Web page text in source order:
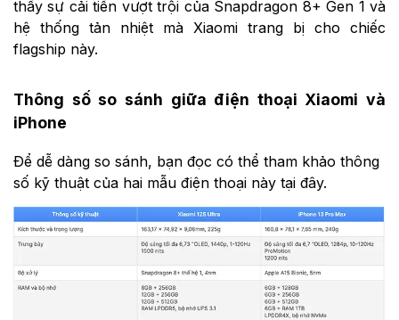
thấy sự cải tiến vượt trội của Snapdragon 8+ Gen 1 và
hệ thống tản nhiệt mà Xiaomi trang bị cho chiếc
flagship này.
Thông số so sánh giữa điện thoại Xiaomi và
iPhone
Để dễ dàng so sánh, bạn đọc có thể tham khảo thông
số kỹ thuật của hai mẫu điện thoại này tại đây.